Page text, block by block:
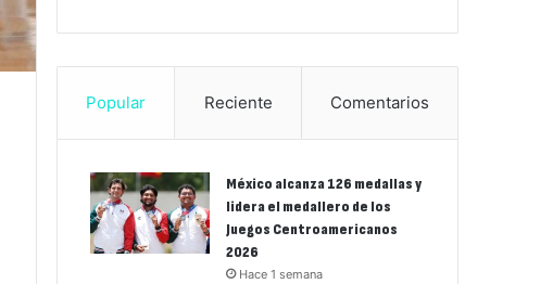
Popular Reciente Comentarios
México alcanza 126 medallas y
lidera el medallero de los
Juegos Centroamericanos
2026
Hace 1 semana